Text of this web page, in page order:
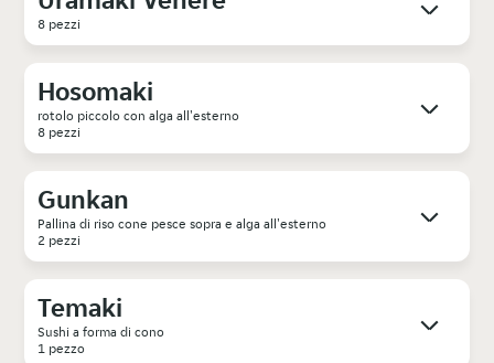
8 pezzi
Hosomaki
rotolo piccolo con alga all'esterno
8 pezzi
Gunkan
Pallina di riso cone pesce sopra e alga all'esterno
2 pezzi
Temaki
Sushi a forma di cono
1 pezzo